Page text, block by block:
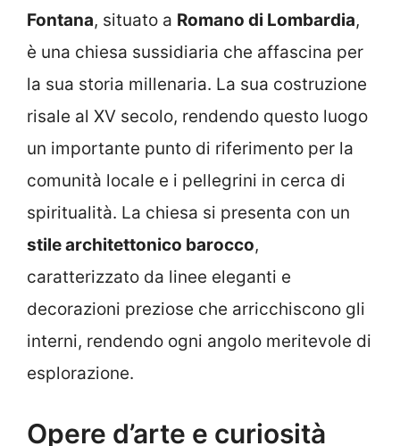
Fontana, situato a Romano di Lombardia,
è una chiesa sussidiaria che affascina per
la sua storia millenaria. La sua costruzione
risale al XV secolo, rendendo questo luogo
un importante punto di riferimento per la
comunità locale e i pellegrini in cerca di
spiritualità. La chiesa si presenta con un
stile architettonico barocco,
caratterizzato da linee eleganti e
decorazioni preziose che arricchiscono gli
interni, rendendo ogni angolo meritevole di
esplorazione.
Opere d’arte e curiosità